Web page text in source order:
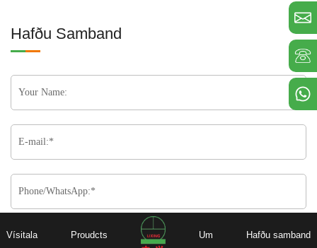
Hafðu Samband
Vísitala Proudcts Um Hafðu samband